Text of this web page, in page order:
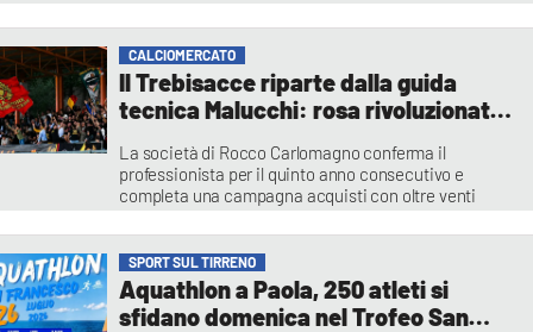
del capoluogo
Melania Neri
CALCIOMERCATO
Il Trebisacce riparte dalla guida
tecnica Malucchi: rosa rivoluzionata
La società di Rocco Carlomagno conferma il
professionista per il quinto anno consecutivo e
completa una campagna acquisti con oltre venti
prossimo campionato
Franco Sangiovanni
SPORT SUL TIRRENO
Aquathlon a Paola, 250 atleti si
sfidano domenica nel Trofeo San